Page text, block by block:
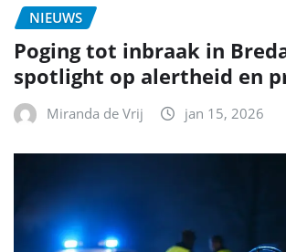
NIEUWS
Poging tot inbraak in
spotlight op alertheid en
Miranda de Vrij jan 15, 2026